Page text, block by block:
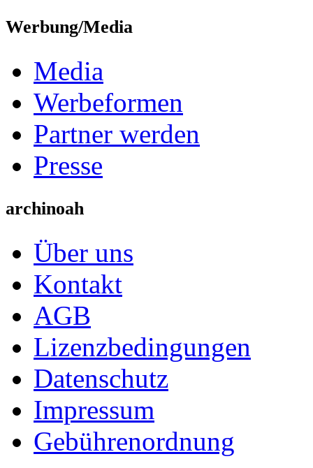
Werbung/Media
Media
Werbeformen
Partner werden
Presse
archinoah
Über uns
Kontakt
AGB
Lizenzbedingungen
Datenschutz
Impressum
Gebührenordnung